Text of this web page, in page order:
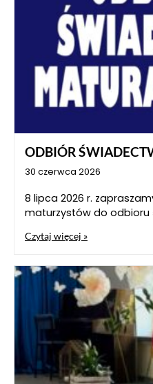
ODBIÓR
30 czerwca 2026
8 lipca 2026 r.
maturzystów do
Czytaj więcej »